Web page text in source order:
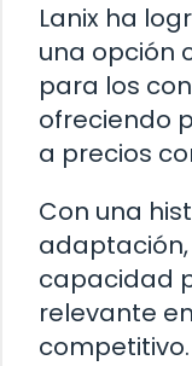
Lanix ha
una opción
para los
ofreciendo
a precios
Con una
capacidad
relevante
competitivo.